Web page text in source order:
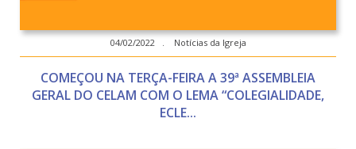
04/02/2022 . Notícias da Igreja
COMEÇOU NA TERÇA-FEIRA A 39ª ASSEMBLEIA
GERAL DO CELAM COM O LEMA “COLEGIALIDADE,
ECLE...